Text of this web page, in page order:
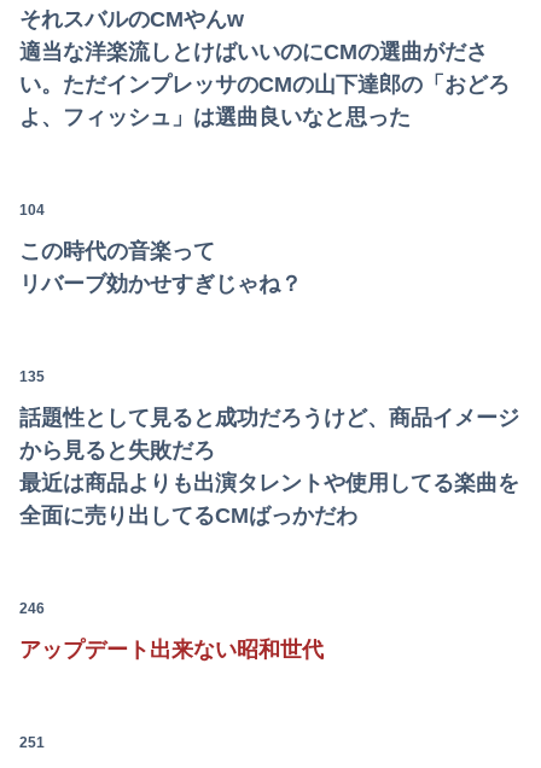
それスバルのCMやんw
適当な洋楽流しとけばいいのにCMの選曲がださ
い。ただインプレッサのCMの山下達郎の「おどろ
よ、フィッシュ」は選曲良いなと思った
104
この時代の音楽って
リバーブ効かせすぎじゃね？
135
話題性として見ると成功だろうけど、商品イメージ
から見ると失敗だろ
最近は商品よりも出演タレントや使用してる楽曲を
全面に売り出してるCMばっかだわ
246
アップデート出来ない昭和世代
251